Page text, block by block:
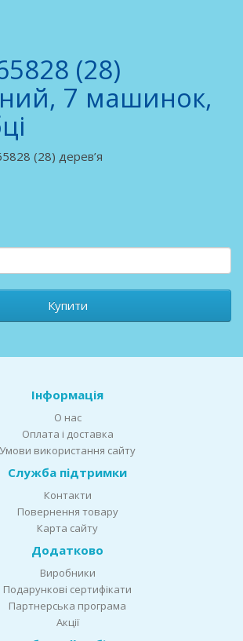
(28)
7 машинок,
(28) дерев’я
Купити
Інформація
О нас
Оплата і доставка
Умови використання сайту
Служба підтримки
Контакти
Повернення товару
Карта сайту
Додатково
Виробники
Подарункові сертифікати
Партнерська програма
Акції